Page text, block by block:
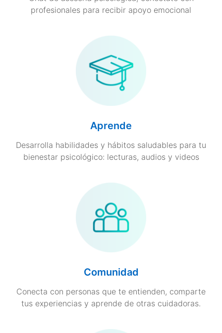
profesionales para recibir apoyo emocional
Aprende
Desarrolla habilidades y hábitos saludables para tu
bienestar psicológico: lecturas, audios y videos
Comunidad
Conecta con personas que te entienden, comparte
tus experiencias y aprende de otras cuidadoras.